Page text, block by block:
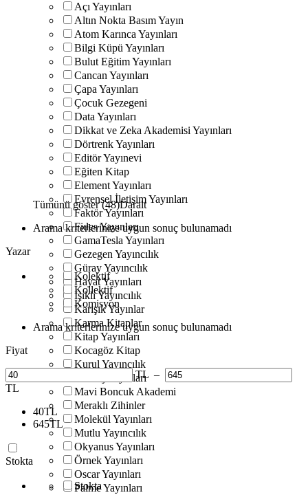
Açı Yayınları
Altın Nokta Basım Yayın
Atom Karınca Yayınları
Bilgi Küpü Yayınları
Bulut Eğitim Yayınları
Cancan Yayınları
Çapa Yayınları
Çocuk Gezegeni
Data Yayınları
Dikkat ve Zeka Akademisi Yayınları
Dörtrenk Yayınları
Editör Yayınevi
Eğiten Kitap
Element Yayınları
Evrensel İletişim Yayınları
Faktör Yayınları
Fides Yayınları
GamaTesla Yayınları
Gezegen Yayıncılık
Güray Yayıncılık
Hayat Yayınları
Işıklı Yayıncılık
Karışık Yayınlar
Karma Kitaplar
Kitap Yayınları
Kocagöz Kitap
Kurul Yayıncılık
Markaj Yayınları
Mavi Boncuk Akademi
Meraklı Zihinler
Molekül Yayınları
Mutlu Yayıncılık
Okyanus Yayınları
Örnek Yayınları
Oscar Yayınları
Palme Yayınları
Tümünü göster (48)Daralt
Arama kriterlerinize uygun sonuç bulunamadı
Yazar
Kolektif
Kollektif
Komisyon
Arama kriterlerinize uygun sonuç bulunamadı
Fiyat
TL –
TL
40TL
645TL
Stokta
Stokta